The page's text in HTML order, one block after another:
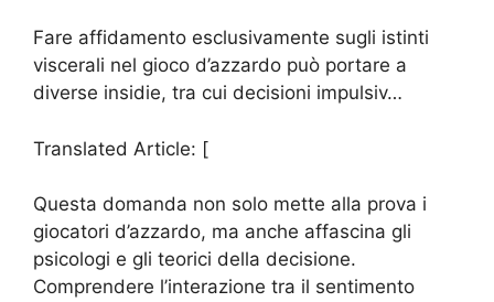
Fare affidamento esclusivamente sugli istinti
viscerali nel gioco d’azzardo può portare a
diverse insidie, tra cui decisioni impulsiv…
Translated Article: [
Questa domanda non solo mette alla prova i
giocatori d’azzardo, ma anche affascina gli
psicologi e gli teorici della decisione.
Comprendere l’interazione tra il sentimento